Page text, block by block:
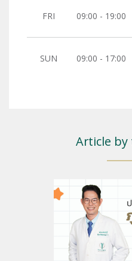
FRI 09:00 - 19:00
SUN 09:00 - 17:00
Article